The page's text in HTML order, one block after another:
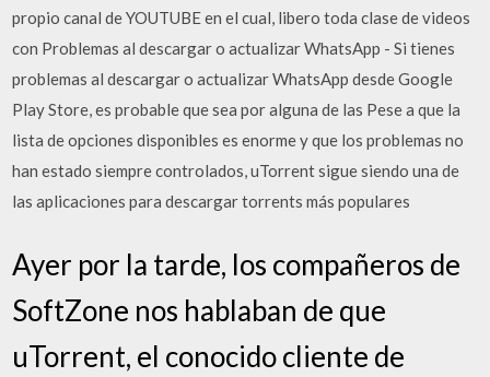
propio canal de YOUTUBE en el cual, libero toda clase de videos
con Problemas al descargar o actualizar WhatsApp - Si tienes
problemas al descargar o actualizar WhatsApp desde Google
Play Store, es probable que sea por alguna de las Pese a que la
lista de opciones disponibles es enorme y que los problemas no
han estado siempre controlados, uTorrent sigue siendo una de
las aplicaciones para descargar torrents más populares
Ayer por la tarde, los compañeros de
SoftZone nos hablaban de que
uTorrent, el conocido cliente de